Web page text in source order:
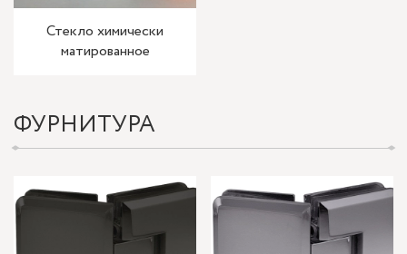
Стекло химически
матированное
ФУРНИТУРА